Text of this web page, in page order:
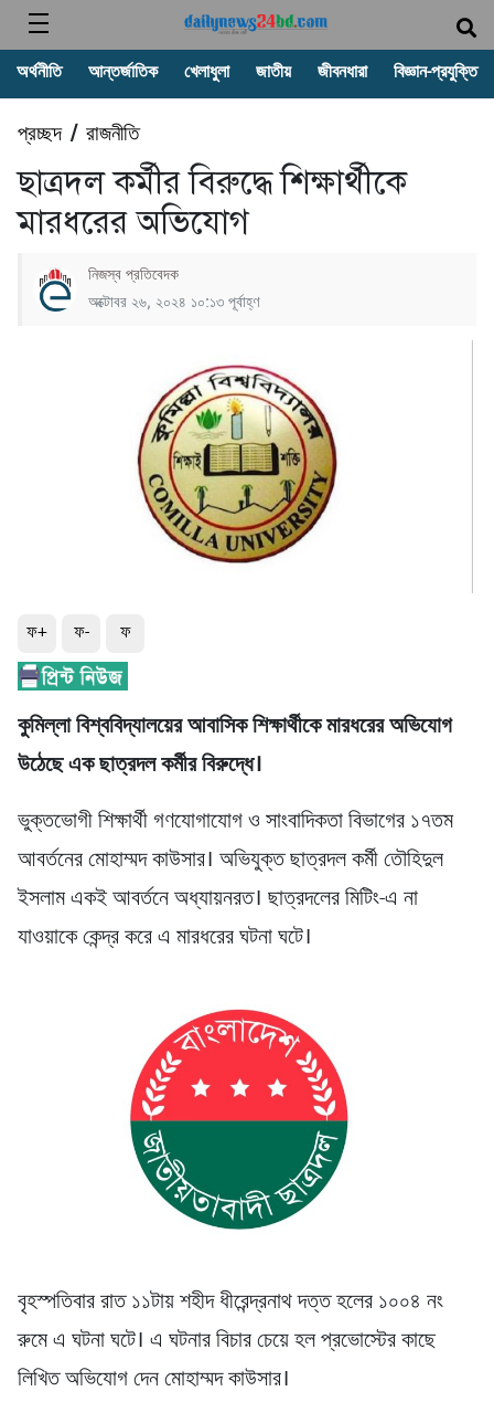
অর্থনীতি আন্তর্জাতিক খেলাধুলা জাতীয় জীবনধারা বিজ্ঞান-প্রযুক্তি
প্রচ্ছদ/ রাজনীতি
ছাত্রদল কর্মীর বিরুদ্ধে শিক্ষার্থীকে
মারধরের অভিযোগ
নিজস্ব প্রতিবেদক
অক্টোবর ২৬, ২০২৪ ১০:১৩ পূর্বাহ্ণ
ফ+ ফ- ফ
কুমিল্লা বিশ্ববিদ্যালয়ের আবাসিক শিক্ষার্থীকে মারধরের অভিযোগ
উঠেছে এক ছাত্রদল কর্মীর বিরুদ্ধে।
ভুক্তভোগী শিক্ষার্থী গণযোগাযোগ ও সাংবাদিকতা বিভাগের ১৭তম
আবর্তনের মোহাম্মদ কাউসার। অভিযুক্ত ছাত্রদল কর্মী তৌহিদুল
ইসলাম একই আবর্তনে অধ্যায়নরত। ছাত্রদলের মিটিং-এ না
যাওয়াকে কেন্দ্র করে এ মারধরের ঘটনা ঘটে।
বৃহস্পতিবার রাত ১১টায় শহীদ ধীরেন্দ্রনাথ দত্ত হলের ১০০৪ নং
রুমে এ ঘটনা ঘটে। এ ঘটনার বিচার চেয়ে হল প্রভোস্টের কাছে
লিখিত অভিযোগ দেন মোহাম্মদ কাউসার।